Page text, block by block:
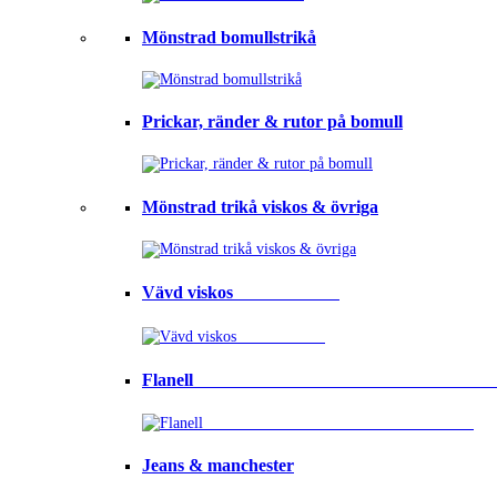
Mönstrad bomullstrikå
Prickar, ränder & rutor på bomull
Mönstrad trikå viskos & övriga
Vävd viskos⠀⠀⠀⠀⠀⠀⠀⠀
Flanell
Jeans & manchester